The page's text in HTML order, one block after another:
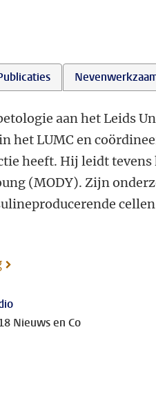
aan het Leids
het LUMC en
heeft. Hij leidt
(MODY). Zijn
Nieuws en Co